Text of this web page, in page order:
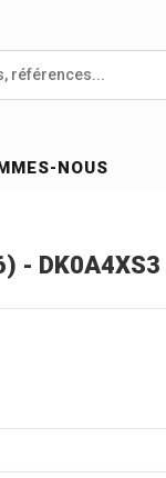
NOUS
- DK0A4XS3